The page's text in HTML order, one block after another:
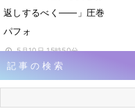
返しするべく――」圧巻
パフォ
5月10日 15時50分
記事の検索